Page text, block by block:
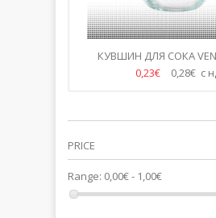
КУВШИН ДЛЯ СОКА
0,23€
0,28€ с
PRICE
Range: 0,00€ - 1,00€